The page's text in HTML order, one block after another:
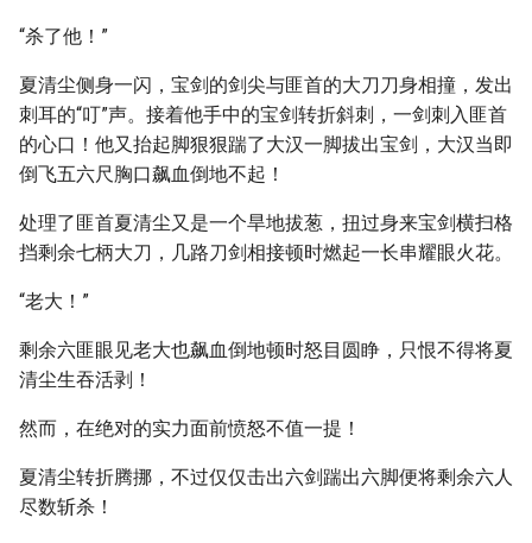
“杀了他！”
夏清尘侧身一闪，宝剑的剑尖与匪首的大刀刀身相撞，发出
刺耳的“叮”声。接着他手中的宝剑转折斜刺，一剑刺入匪首
的心口！他又抬起脚狠狠踹了大汉一脚拔出宝剑，大汉当即
倒飞五六尺胸口飙血倒地不起！
处理了匪首夏清尘又是一个旱地拔葱，扭过身来宝剑横扫格
挡剩余七柄大刀，几路刀剑相接顿时燃起一长串耀眼火花。
“老大！”
剩余六匪眼见老大也飙血倒地顿时怒目圆睁，只恨不得将夏
清尘生吞活剥！
然而，在绝对的实力面前愤怒不值一提！
夏清尘转折腾挪，不过仅仅击出六剑踹出六脚便将剩余六人
尽数斩杀！